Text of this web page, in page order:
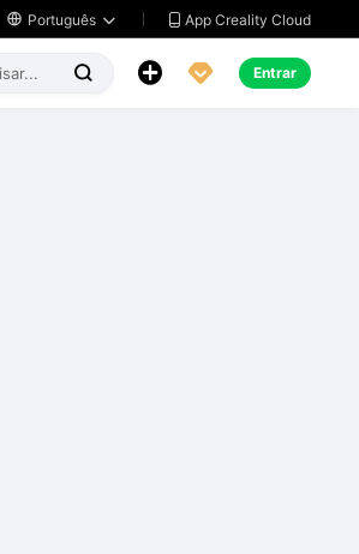
 Português   App Creality Cloud
   Entrar